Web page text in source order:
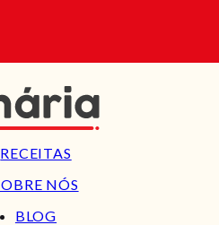
RECEITAS
NÓS
BLOG